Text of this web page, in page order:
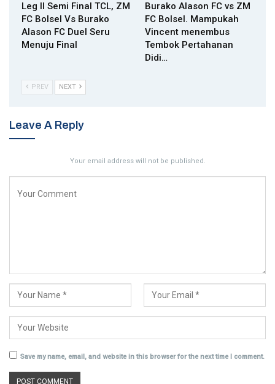
Leg II Semi Final TCL, ZM
FC Bolsel Vs Burako
Alason FC Duel Seru
Menuju Final
Burako Alason FC vs ZM
FC Bolsel. Mampukah
Vincent menembus
Tembok Pertahanan
Didi…
PREV NEXT
Leave A Reply
Your email address will not be published.
Save my name, email, and website in this browser for the next time I comment.